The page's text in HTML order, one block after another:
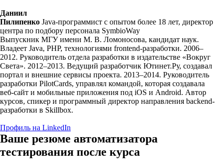
Даниил
Пилипенко Java-программист с опытом более 18 лет, директор
центра по подбору персонала SymbioWay
Выпускник МГУ имени М. В. Ломоносова, кандидат наук.
Владеет Java, PHP, технологиями frontend-разработки. 2006–
2012. Руководитель отдела разработки в издательстве «Вокруг
Света». 2012–2013. Ведущий разработчик Ютинет.Ру, создавал
портал и внешние сервисы проекта. 2013–2014. Руководитель
разработки PilotCards, управлял командой, которая создавала
веб-сайт и мобильные приложения под iOS и Android. Автор
курсов, спикер и программный директор направления backend-
разработки в Skillbox.
Профиль на LinkedIn
Ваше резюме автоматизатора
тестирования после курса